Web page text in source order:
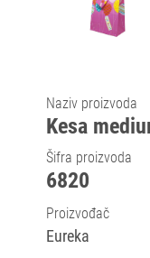
Naziv proizvoda
Kesa
Šifra proizvoda
6820
Proizvođač
Eureka